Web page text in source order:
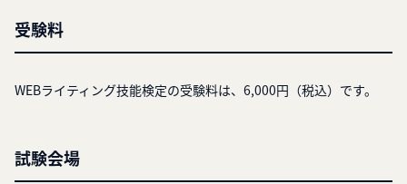
受験料
WEBライティング技能検定の受験料は、6,000円（税込）です。
試験会場